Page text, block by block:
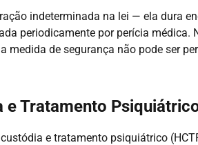
indeterminada na lei — ela dura
periodicamente por perícia médica.
medida de segurança não pode ser
e Tratamento
e tratamento psiquiátrico